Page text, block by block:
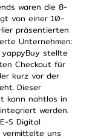
waren die 8-
von einer 10-
präsentierten
Unternehmen:
stellte
Checkout für
kurz vor der
Dieser
kann nahtlos in
werden.
S Digital
vermittelte uns